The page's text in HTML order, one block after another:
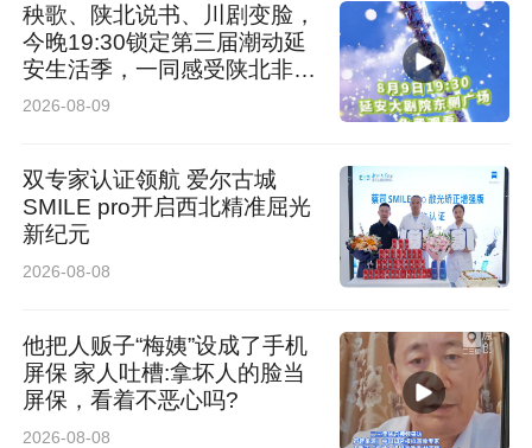
秧歌、陕北说书、川剧变脸，
今晚19:30锁定第三届潮动延
安生活季，一同感受陕北非遗
魅力
2026-08-09
双专家认证领航 爱尔古城
SMILE pro开启西北精准屈光
新纪元
2026-08-08
他把人贩子“梅姨”设成了手机
屏保 家人吐槽:拿坏人的脸当
屏保，看着不恶心吗?
2026-08-08